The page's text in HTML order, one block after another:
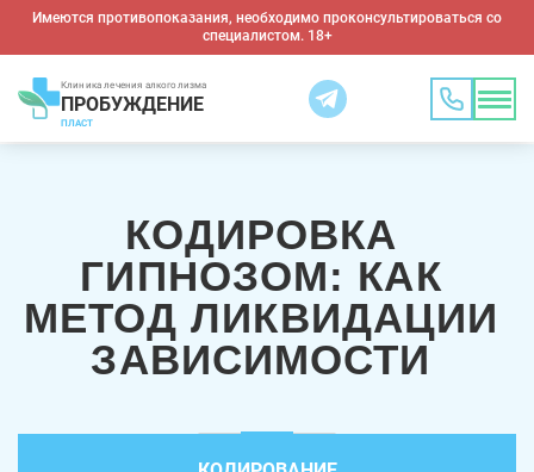
Имеются противопоказания, необходимо проконсультироваться со
специалистом. 18+
Клиника лечения алкоголизма
ПРОБУЖДЕНИЕ
ПЛАСТ
КОДИРОВКА
ГИПНОЗОМ: КАК
МЕТОД ЛИКВИДАЦИИ
ЗАВИСИМОСТИ